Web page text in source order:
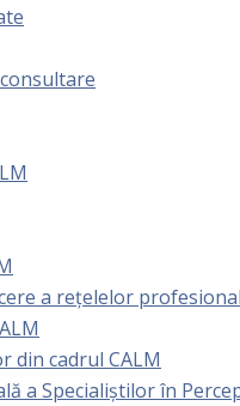
a rețelelor
din cadrul CALM
a Specialiștilor în